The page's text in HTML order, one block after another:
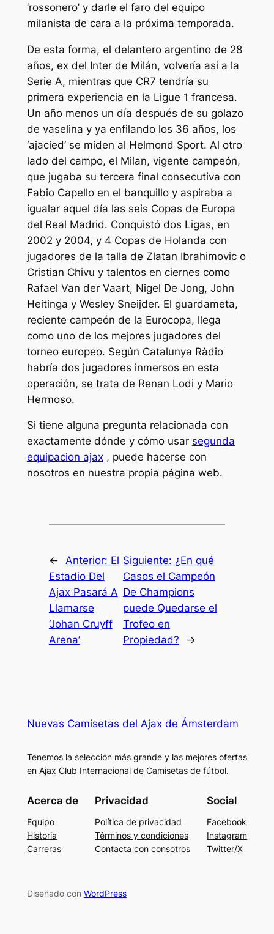
‘rossonero’ y darle el faro del equipo
milanista de cara a la próxima temporada.
De esta forma, el delantero argentino de 28
años, ex del Inter de Milán, volvería así a la
Serie A, mientras que CR7 tendría su
primera experiencia en la Ligue 1 francesa.
Un año menos un día después de su golazo
de vaselina y ya enfilando los 36 años, los
‘ajacied’ se miden al Helmond Sport. Al otro
lado del campo, el Milan, vigente campeón,
que jugaba su tercera final consecutiva con
Fabio Capello en el banquillo y aspiraba a
igualar aquel día las seis Copas de Europa
del Real Madrid. Conquistó dos Ligas, en
2002 y 2004, y 4 Copas de Holanda con
jugadores de la talla de Zlatan Ibrahimovic o
Cristian Chivu y talentos en ciernes como
Rafael Van der Vaart, Nigel De Jong, John
Heitinga y Wesley Sneijder. El guardameta,
reciente campeón de la Eurocopa, llega
como uno de los mejores jugadores del
torneo europeo. Según Catalunya Ràdio
habría dos jugadores inmersos en esta
operación, se trata de Renan Lodi y Mario
Hermoso.
Si tiene alguna pregunta relacionada con
exactamente dónde y cómo usar segunda
equipacion ajax, puede hacerse con
nosotros en nuestra propia página web.
← Anterior: El
Estadio Del
Ajax Pasará A
Llamarse
‘Johan Cruyff
Arena’
Siguiente: ¿En qué
Casos el Campeón
De Champions
puede Quedarse el
Trofeo en
Propiedad?
→
Nuevas Camisetas del Ajax de Ámsterdam
Tenemos la selección más grande y las mejores ofertas
en Ajax Club Internacional de Camisetas de fútbol.
Acerca de
Equipo
Historia
Carreras
Privacidad
Política de privacidad
Términos y condiciones
Contacta con consotros
Social
Facebook
Instagram
Twitter/X
Diseñado con WordPress